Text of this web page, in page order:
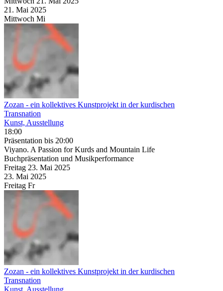
21. Mai 2025
Mittwoch Mi
Zozan - ein kollektives Kunstprojekt in der kurdischen
Transnation
Kunst, Ausstellung
18:00
Präsentation bis 20:00
Viyano. A Passion for Kurds and Mountain Life
Buchpräsentation und Musikperformance
Freitag 23. Mai 2025
23. Mai 2025
Freitag Fr
Zozan - ein kollektives Kunstprojekt in der kurdischen
Transnation
Kunst, Ausstellung